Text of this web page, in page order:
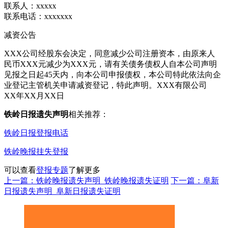
联系人：xxxxx
联系电话：xxxxxxx
减资公告
XXX公司经股东会决定，同意减少公司注册资本，由原来人
民币XXX元减少为XXX元，请有关债务债权人自本公司声明
见报之日起45天内，向本公司申报债权，本公司特此依法向企
业登记主管机关申请减资登记，特此声明。XXX有限公司
XX年XX月XX日
铁岭日报遗失声明相关推荐：
铁岭日报登报电话
铁岭晚报挂失登报
可以查看登报专题了解更多
上一篇：铁岭晚报遗失声明_铁岭晚报遗失证明 下一篇：阜新
日报遗失声明_阜新日报遗失证明